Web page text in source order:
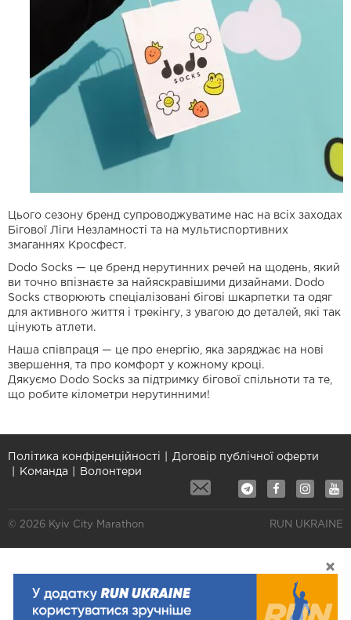
Цього сезону бренд супроводжуватиме нас на всіх заходах
Бігової Ліги Незламності та на мультиспортивних
змаганнях Кросфест.
Dodo Socks — це бренд нерутинних речей на щодень, який
ви точно впізнаєте за найяскравішими дизайнами. Dodo
Socks створюють спеціалізовані бігові шкарпетки та одяг
для активного життя і трекінгу, з увагою до деталей, які так
цінують атлети.
Наша співпраця — це про енергію, яка заряджає на нові
звершення, та про комфорт у кожному кроці.
Дякуємо Dodo Socks за підтримку бігової спільноти та те,
що робите кілометри нерутинними!
Політика конфіденційності
Договір публічної оферти
Команда
Волонтери
© 2026 Kyiv City Marathon RUN UKRAINE